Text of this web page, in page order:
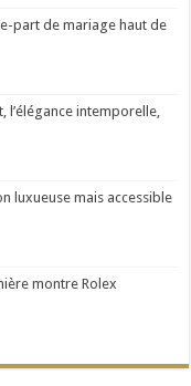
part de mariage haut de
intemporelle,
luxueuse mais accessible
montre Rolex